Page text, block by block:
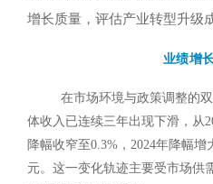
增长质量，评估产业转型升级
业绩增
在市场环境与政策调整的
体收入已连续三年出现下滑，从
降幅收窄至0.3%，2024年降幅增
元。这一变化轨迹主要受市场供